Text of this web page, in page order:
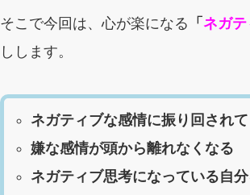
そこで今回は、心が楽になる 「 ネガ
しします。
ネガティブな感情に振り回されて
嫌な感情が頭から離れなくなる
ネガティブ思考になっている自